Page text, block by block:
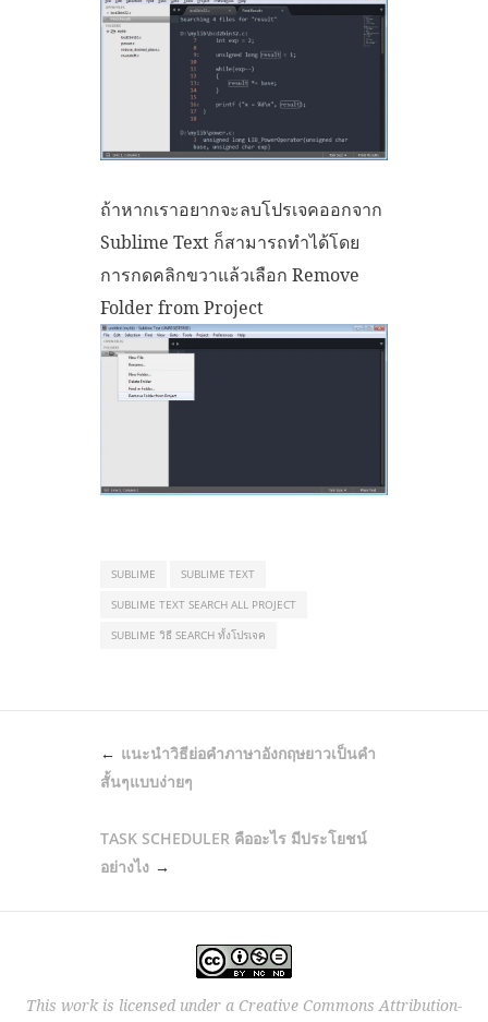
ถ้าหากเราอยากจะลบโปรเจคออกจาก
Sublime Text ก็สามารถทำได้โดย
การกดคลิกขวาแล้วเลือก Remove
Folder from Project
SUBLIME
SUBLIME TEXT
SUBLIME TEXT SEARCH ALL PROJECT
SUBLIME วิธี SEARCH ทั้งโปรเจค
NAVIGATION
แนะนำวิธีย่อคำภาษาอังกฤษยาวเป็นคำ
สั้นๆแบบง่ายๆ
TASK SCHEDULER คืออะไร มีประโยชน์
อย่างไง
This work is licensed under a Creative Commons Attribution-